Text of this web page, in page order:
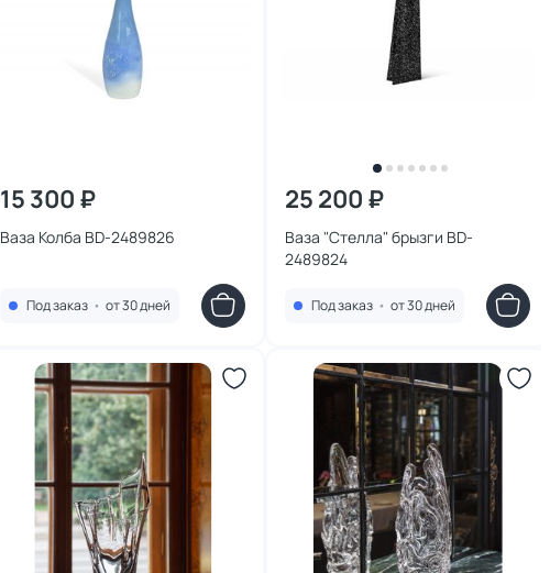
15 300 ₽
Ваза Колба BD-2489826
Под заказ • от 30 дней
25 200 ₽
Ваза "Стелла" брызги BD-
2489824
Под заказ • от 30 дней